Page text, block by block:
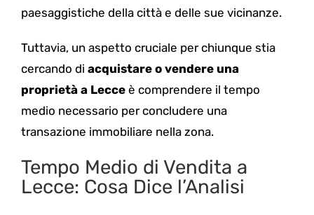
paesaggistiche della città e delle sue vicinanze.
Tuttavia, un aspetto cruciale per chiunque stia
cercando di acquistare o vendere una
proprietà a Lecceè comprendere il tempo
medio necessario per concludere una
transazione immobiliare nella zona.
Tempo Medio di Vendita a
Lecce: Cosa Dice l’Analisi